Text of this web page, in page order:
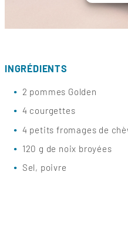
INGRÉDIENTS
2 pommes Golden
4 courgettes
4 petits fromages de
120 g de noix broyées
Sel, poivre